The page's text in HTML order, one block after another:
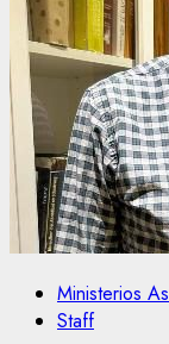
Ministerios
Staff